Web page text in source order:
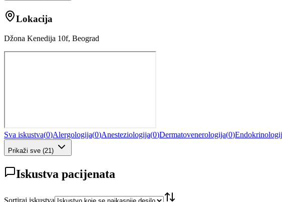
Lokacija
Džona Kenedija 10f, Beograd
Sva iskustva(0)Alergologija(0)Anesteziologija(0)Dermatovenerologija(0)
Prikaži sve (21 )
Iskustva pacijenata
Sortiraj iskustva